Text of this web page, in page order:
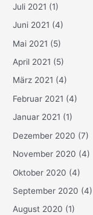
Juli 2021 (1)
Juni 2021 (4)
Mai 2021 (5)
April 2021 (5)
März 2021 (4)
Februar 2021 (4)
Januar 2021 (1)
Dezember 2020 (7)
November 2020 (4)
Oktober 2020 (4)
September 2020 (4)
August 2020 (1)